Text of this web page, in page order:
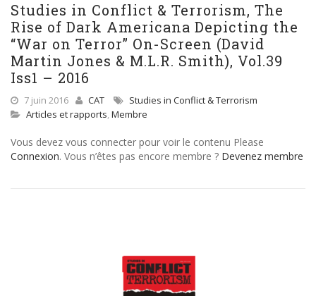
Studies in Conflict & Terrorism, The
Rise of Dark Americana Depicting the
“War on Terror” On-Screen (David
Martin Jones & M.L.R. Smith), Vol.39
Iss1 – 2016
7 juin 2016 CAT
Studies in Conflict & Terrorism
Articles et rapports, Membre
Vous devez vous connecter pour voir le contenu Please
Connexion. Vous n’êtes pas encore membre ? Devenez membre